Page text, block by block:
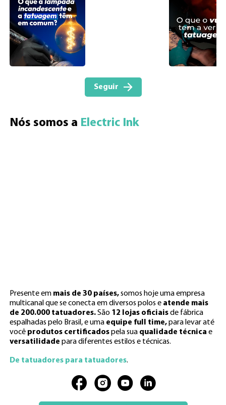
Seguir
Nós somos a Electric Ink
Presente em mais de 30 países,somos hoje uma empresa
multicanal que se conecta em diversos polos e atende mais
de 200.000 tatuadores.São 12 lojas oficiaisde fábrica
espalhadas pelo Brasil, e uma equipe full time,para levar até
você produtos certificadospela sua qualidade técnica e
versatilidade para diferentes estilos e técnicas.
De tatuadores para tatuadores.